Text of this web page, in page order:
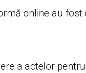
online au fost
a actelor